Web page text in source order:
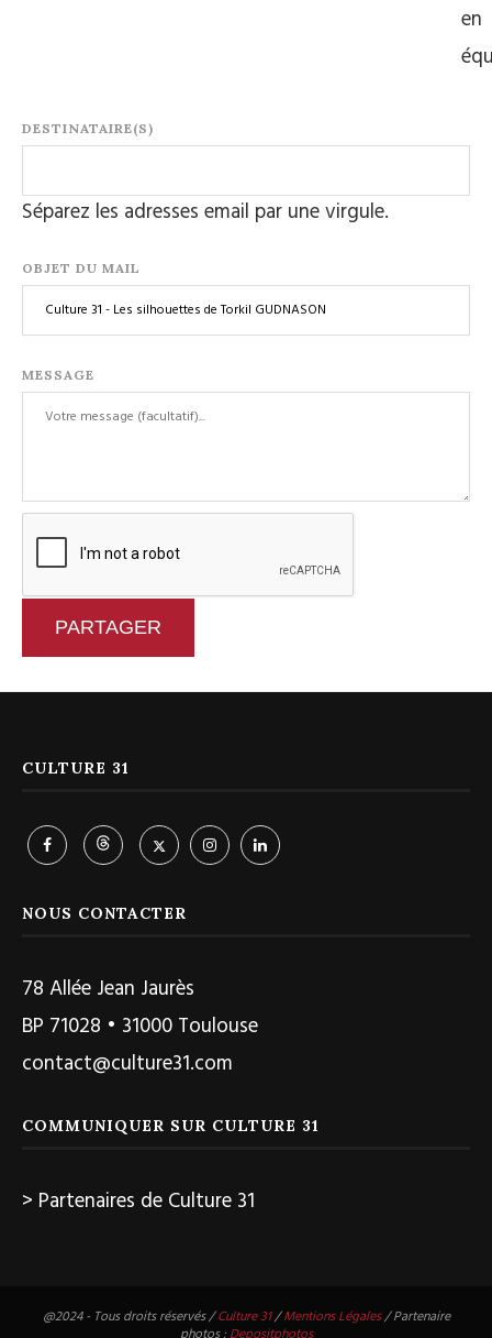
en
DESTINATAIRE(S)
Séparez les adresses email par une virgule.
OBJET DU MAIL
MESSAGE
PARTAGER
CULTURE 31
NOUS CONTACTER
78 Allée Jean Jaurès
BP 71028 • 31000 Toulouse
contact@culture31.com
COMMUNIQUER SUR CULTURE 31
> Partenaires de Culture 31
@2024 - Tous droits réservés /Culture 31/Mentions Légales/ Partenaire